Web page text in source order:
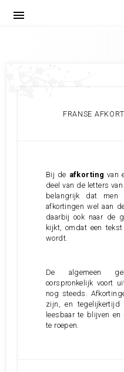
menu
FRANSE
Bij de afkorting van
deel van de letters
belangrijk dat
afkortingen wel aan
daarbij ook naar de
kijkt, omdat een
wordt.
De algemeen
oorspronkelijk voort
nog steeds.
zijn, en tegelijkertijd
leesbaar te blijven
te roepen.